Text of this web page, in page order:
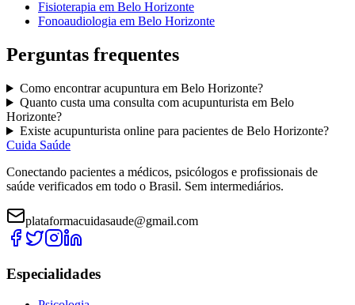
Fisioterapia em Belo Horizonte
Fonoaudiologia em Belo Horizonte
Perguntas frequentes
Como encontraracupuntura em Belo Horizonte?
Quanto custa uma consulta com acupunturista em Belo
Horizonte?
Existe acupunturista online para pacientes de Belo Horizonte?
Cuida Saúde
Conectando pacientes a médicos, psicólogos e profissionais de
saúde verificados em todo o Brasil. Sem intermediários.
plataformacuidasaude@gmail.com
Especialidades